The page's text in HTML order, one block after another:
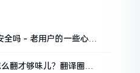
吗 - 老用户的一些心里
翻才够味儿？翻译圈老